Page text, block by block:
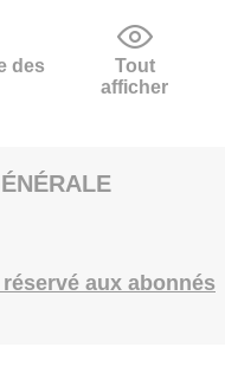
des
Tout
afficher
aux abonnés